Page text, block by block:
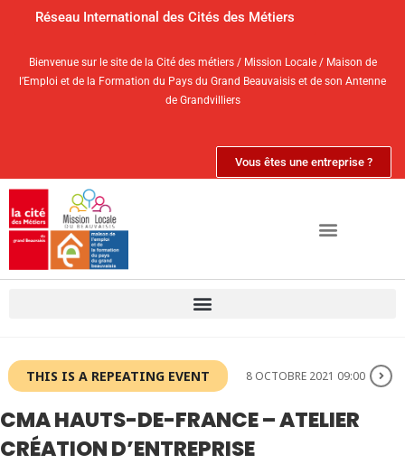
Réseau International des Cités des Métiers
Bienvenue sur le site de la Cité des métiers / Mission Locale / Maison de
l’Emploi et de la Formation du Pays du Grand Beauvaisis et de son Antenne
de Grandvilliers
Vous êtes une entreprise ?
THIS IS A REPEATING EVENT 8 OCTOBRE 2021 09:00
CMA HAUTS-DE-FRANCE – ATELIER
CRÉATION D’ENTREPRISE